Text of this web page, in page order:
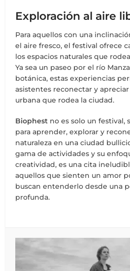
Exploración al aire
Para aquellos con una
el aire fresco, el festival ofrece
los espacios naturales que
Ya sea un paseo por el río
botánica, estas experiencias
asistentes reconectar y
urbana que rodea la ciudad.
Biophest no es solo un festival,
para aprender, explorar y
naturaleza en una ciudad
gama de actividades y su
creatividad, es una cita
aquellos que sienten un amor
buscan entenderlo desde una
profunda.